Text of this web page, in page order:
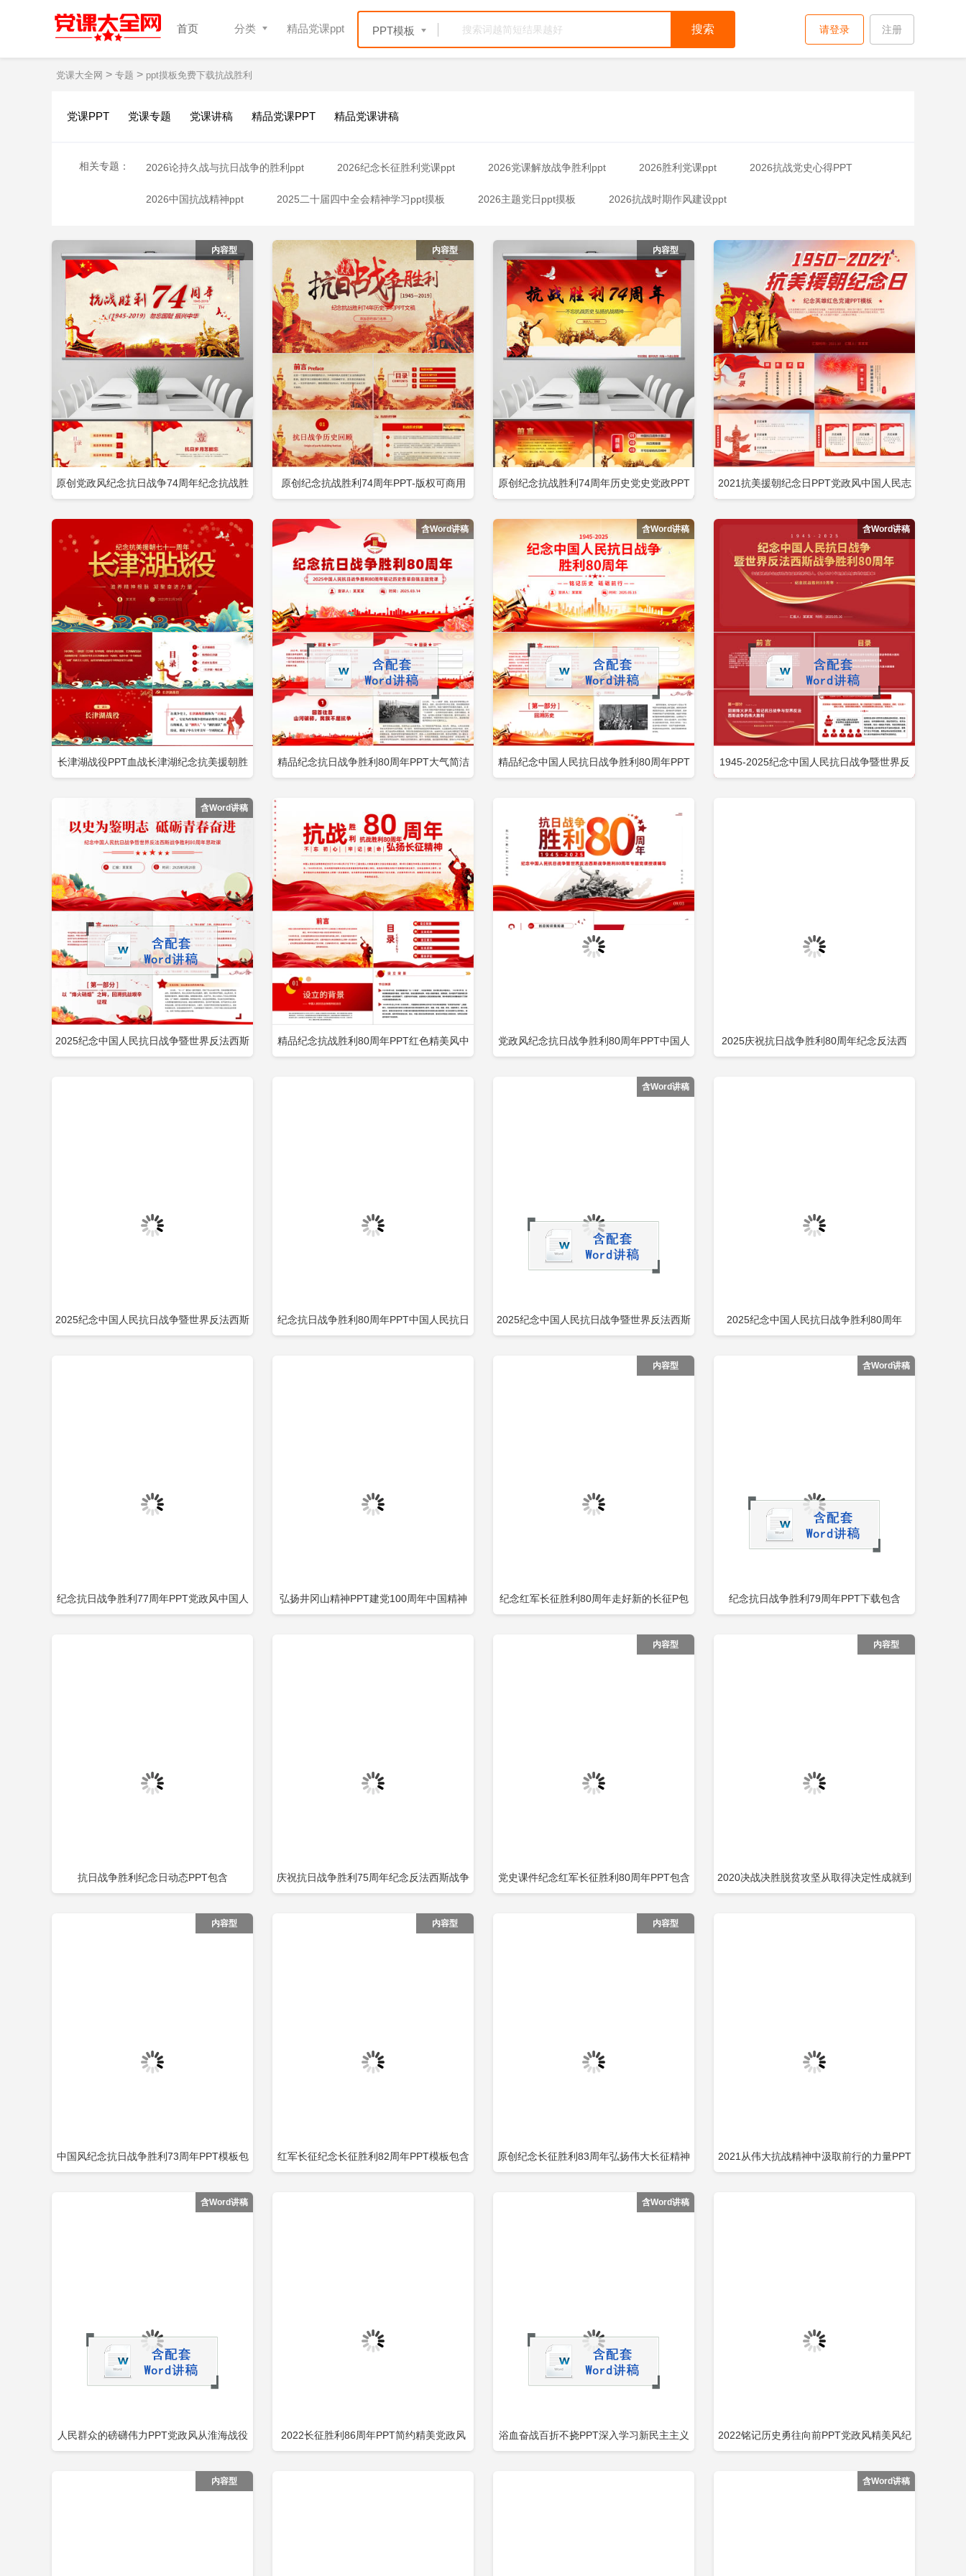
首页 分类 精品党课ppt PPT模板 搜索 注册
请登录
党课大全网 > 专题 > ppt摸板免费下载抗战胜利
党课PPT 党课专题 党课讲稿 精品党课PPT 精品党课讲稿
相关专题： 2026论持久战与抗日战争的胜利ppt 2026纪念长征胜利党课ppt 2026党课解放战争胜利ppt 2026胜利党课ppt 2026抗战党史心得PPT
2026中国抗战精神ppt 2025二十届四中全会精神学习ppt摸板 2026主题党日ppt摸板 2026抗战时期作风建设ppt
2026学习党史抗日战争ppt 2026学习宪法PPT模板 2026廉洁党课ppt模板 2026党课ppt免费模板下载 2026国家安全报告模板ppt
2025学校二十届四中全会精神ppt模板 2025二十届四中全会精神宣传ppt模板 2026样板党支部材料汇报ppt 2026廉政微党课ppt模板免费
2026招投标廉洁教育ppt模板 2026廉洁ppt样板 2026维护国家安全模板ppt 2026党支部构架图模板ppt 2026作风建设免费ppt模板
2026强党性ppt模板免费 2026从严治党报告ppt模板
内容型
原创党政风纪念抗日战争74周年纪念抗战胜
内容型
原创纪念抗战胜利74周年PPT-版权可商用
内容型
原创纪念抗战胜利74周年历史党史党政PPT 2021抗美援朝纪念日PPT党政风中国人民志
添加收藏 立即下载
长津湖战役PPT血战长津湖纪念抗美援朝胜
添加收藏 立即下载
含Word讲稿
精品纪念抗日战争胜利80周年PPT大气简洁
添加收藏 立即下载
含Word讲稿
精品纪念中国人民抗日战争胜利80周年PPT
添加收藏 立即下载
含Word讲稿
1945-2025纪念中国人民抗日战争暨世界反
添加收藏 立即下载
含Word讲稿
2025纪念中国人民抗日战争暨世界反法西斯
添加收藏 立即下载
精品纪念抗战胜利80周年PPT红色精美风中
添加收藏 立即下载
党政风纪念抗日战争胜利80周年PPT中国人
添加收藏 立即下载
2025庆祝抗日战争胜利80周年纪念反法西
添加收藏 立即下载
2025纪念中国人民抗日战争暨世界反法西斯
添加收藏 立即下载
纪念抗日战争胜利80周年PPT中国人民抗日
添加收藏 立即下载
含Word讲稿
2025纪念中国人民抗日战争暨世界反法西斯
添加收藏 立即下载
2025纪念中国人民抗日战争胜利80周年
添加收藏 立即下载
纪念抗日战争胜利77周年PPT党政风中国人
添加收藏 立即下载
弘扬井冈山精神PPT建党100周年中国精神
添加收藏 立即下载
内容型
纪念红军长征胜利80周年走好新的长征P包
添加收藏 立即下载
含Word讲稿
纪念抗日战争胜利79周年PPT下载包含
添加收藏 立即下载
抗日战争胜利纪念日动态PPT包含
添加收藏 立即下载
庆祝抗日战争胜利75周年纪念反法西斯战争
添加收藏 立即下载
内容型
党史课件纪念红军长征胜利80周年PPT包含
添加收藏 立即下载
内容型
2020决战决胜脱贫攻坚从取得决定性成就到
添加收藏 立即下载
内容型
中国风纪念抗日战争胜利73周年PPT模板包
添加收藏 立即下载
内容型
红军长征纪念长征胜利82周年PPT模板包含
添加收藏 立即下载
内容型
原创纪念长征胜利83周年弘扬伟大长征精神
添加收藏 立即下载
2021从伟大抗战精神中汲取前行的力量PPT
添加收藏 立即下载
含Word讲稿
人民群众的磅礴伟力PPT党政风从淮海战役
添加收藏 立即下载
2022长征胜利86周年PPT简约精美党政风
添加收藏 立即下载
含Word讲稿
浴血奋战百折不挠PPT深入学习新民主主义
添加收藏 立即下载
2022铭记历史勇往向前PPT党政风精美风纪
添加收藏 立即下载
内容型
添加收藏 立即下载 添加收藏 立即下载 添加收藏 立即下载
含Word讲稿